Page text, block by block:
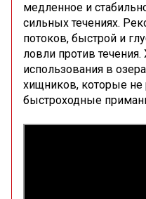
медленное и
сильных течениях.
потоков, быстрой и
ловли против
использования в
хищников, которые не
быстроходные